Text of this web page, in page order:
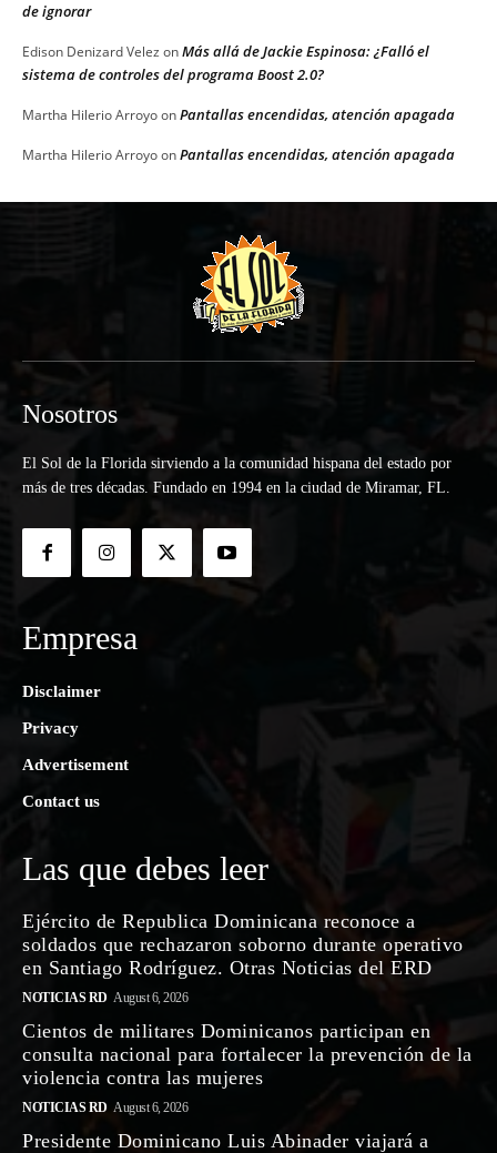
de ignorar
Edison Denizard Velez onMás allá de Jackie Espinosa: ¿Falló el
sistema de controles del programa Boost 2.0?
Martha Hilerio ArroyoonPantallas encendidas, atención apagada
Martha Hilerio ArroyoonPantallas encendidas, atención apagada
Nosotros
El Sol de la Florida sirviendo a la comunidad hispana del estado por
más de tres décadas. Fundado en 1994 en la ciudad de Miramar, FL.
Empresa
Disclaimer
Privacy
Advertisement
Contact us
Las que debes leer
Ejército de Republica Dominicana reconoce a
soldados que rechazaron soborno durante operativo
en Santiago Rodríguez. Otras Noticias del ERD
NOTICIAS RD August 6, 2026
Cientos de militares Dominicanos participan en
consulta nacional para fortalecer la prevención de la
violencia contra las mujeres
NOTICIAS RD August 6, 2026
Presidente Dominicano Luis Abinader viajará a